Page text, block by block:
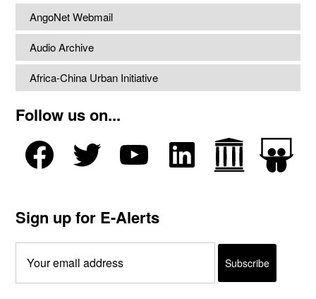
AngoNet Webmail
Audio Archive
Africa-China Urban Initiative
Follow us on...
Sign up for E-Alerts